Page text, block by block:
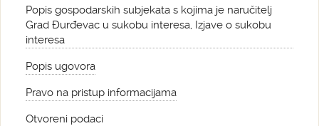
Popis gospodarskih subjekata s kojima je naručitelj
Grad Đurđevac u sukobu interesa, Izjave o sukobu
interesa
Popis ugovora
Pravo na pristup informacijama
Otvoreni podaci